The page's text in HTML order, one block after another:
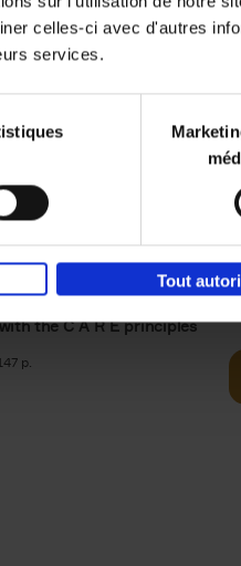
celles-ci avec d'autres
services.
Tout
a PRO -
edition
the C A R E principles